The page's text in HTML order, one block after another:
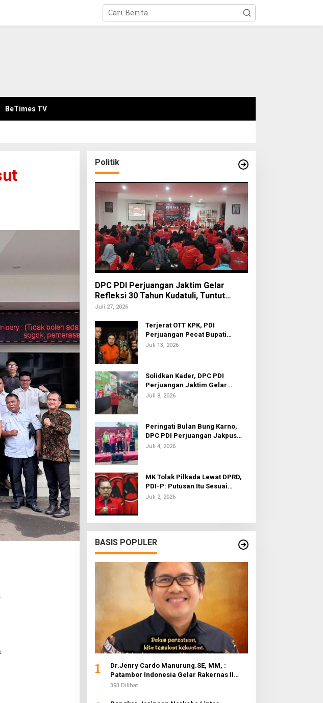
BeTimes TV
Politik
DPC PDI Perjuangan Jaktim Gelar
Refleksi 30 Tahun Kudatuli, Tuntut
Penuntasan Hukum Aktor Intelektual
Juli 27, 2026
Terjerat OTT KPK, PDI
Perjuangan Pecat Bupati
Sukoharjo Etik Suryani
Juli 13, 2026
Solidkan Kader, DPC PDI
Perjuangan Jaktim Gelar
Nobar Piala Dunia 2026
Juli 8, 2026
Peringati Bulan Bung Karno,
DPC PDI Perjuangan Jakpus
Gelar Turnamen Sepak Bola U-
Juli 4, 2026
MK Tolak Pilkada Lewat DPRD,
PDI-P: Putusan Itu Sesuai
dengan Semangat Reformasi
Juli 2, 2026
BASIS POPULER
1
Dr.Jenry Cardo Manurung.SE, MM, :
Patambor Indonesia Gelar Rakernas II
Evaluasi Program Kerja
393 Dilihat